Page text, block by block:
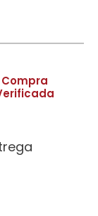
Compra